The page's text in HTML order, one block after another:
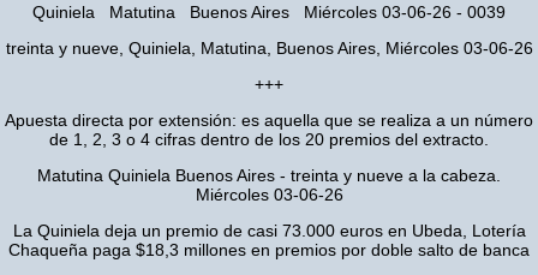
Quiniela Matutina Buenos Aires Miércoles 03-06-26 - 0039
treinta y nueve, Quiniela, Matutina, Buenos Aires, Miércoles 03-06-26
+++
Apuesta directa por extensión: es aquella que se realiza a un número
de 1, 2, 3 o 4 cifras dentro de los 20 premios del extracto.
Matutina Quiniela Buenos Aires - treinta y nueve a la cabeza.
Miércoles 03-06-26
La Quiniela deja un premio de casi 73.000 euros en Ubeda, Lotería
Chaqueña paga $18,3 millones en premios por doble salto de banca